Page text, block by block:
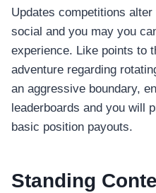
โทร
อุปก
โทรศั
สินค้าตาม
Updates competitions
social and you may you
experience. Like points to
adventure regarding
an aggressive boundary,
leaderboards and you will
basic position payouts.
Standing